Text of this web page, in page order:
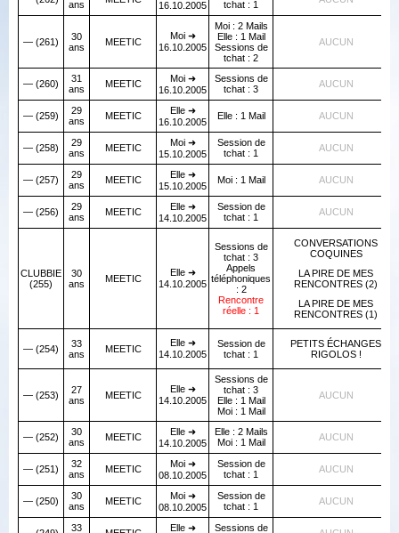
ans
16.10.2005
tchat : 1
— (261)
30
ans
MEETIC
Moi ➜
16.10.2005
Moi : 2 Mails
Elle : 1 Mail
Sessions de
tchat : 2
AUCUN
— (260)
31
ans
MEETIC
Moi ➜
16.10.2005
Sessions de
tchat : 3
AUCUN
— (259)
29
ans
MEETIC
Elle ➜
16.10.2005
Elle : 1 Mail AUCUN
— (258)
29
ans
MEETIC
Moi ➜
15.10.2005
Session de
tchat : 1
AUCUN
— (257)
29
ans
MEETIC
Elle ➜
15.10.2005
Moi : 1 Mail AUCUN
— (256)
29
ans
MEETIC
Elle ➜
14.10.2005
Session de
tchat : 1
AUCUN
CLUBBIE
(255)
30
ans
MEETIC
Elle ➜
14.10.2005
Sessions de
tchat : 3
Appels
téléphoniques
: 2
Rencontre
réelle : 1
CONVERSATIONS
COQUINES
LA PIRE DE MES
RENCONTRES (2)
LA PIRE DE MES
RENCONTRES (1)
— (254)
33
ans
MEETIC
Elle ➜
14.10.2005
Session de
tchat : 1
PETITS ÉCHANGES
RIGOLOS !
— (253)
27
ans
MEETIC
Elle ➜
14.10.2005
Sessions de
tchat : 3
Elle : 1 Mail
Moi : 1 Mail
AUCUN
— (252)
30
ans
MEETIC
Elle ➜
14.10.2005
Elle : 2 Mails
Moi : 1 Mail
AUCUN
— (251)
32
ans
MEETIC
Moi ➜
08.10.2005
Session de
tchat : 1
AUCUN
— (250)
30
ans
MEETIC
Moi ➜
08.10.2005
Session de
tchat : 1
AUCUN
33 Elle ➜ Sessions de